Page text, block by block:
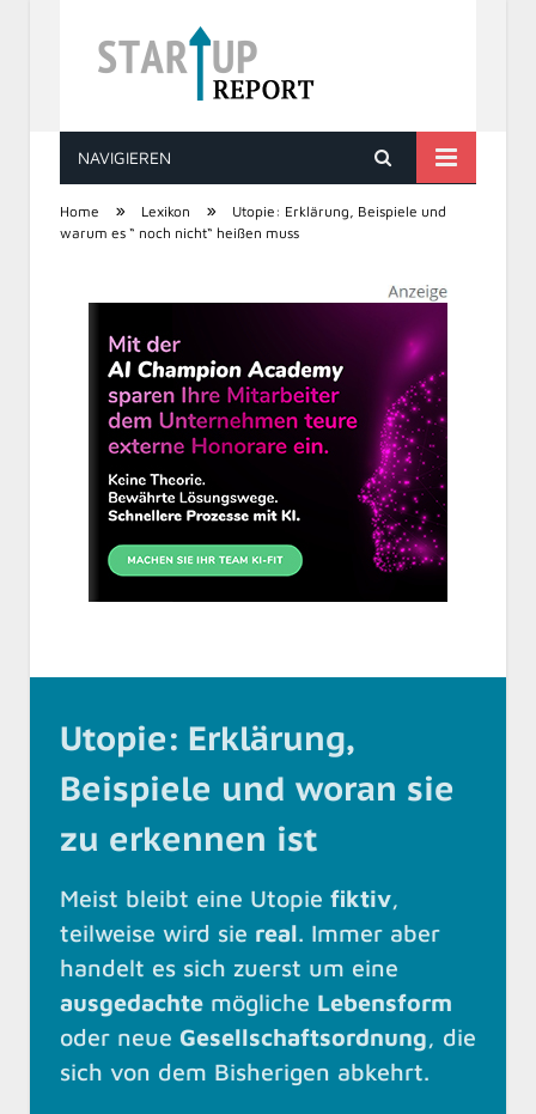
STARTUP REPORT
NAVIGIEREN
Home » Lexikon »
Utopie: Erklärung, Beispiele und
warum es “ noch nicht“ heißen muss
Utopie: Erklärung,
Beispiele und woran sie
zu erkennen ist
Meist bleibt eine Utopie fiktiv,
teilweise wird sie real. Immer aber
handelt es sich zuerst um eine
ausgedachte mögliche Lebensform
oder neue Gesellschaftsordnung, die
sich von dem Bisherigen abkehrt.